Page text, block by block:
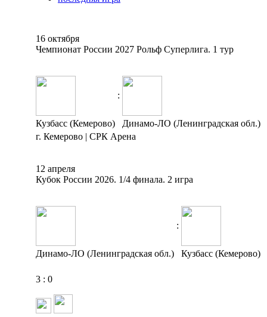
16 октября
Чемпионат России 2027 Рольф Суперлига. 1 тур
:
Кузбасс (Кемерово)
Динамо-ЛО (Ленинградская обл.)
г. Кемерово | СРК Арена
12 апреля
Кубок России 2026. 1/4 финала. 2 игра
:
Динамо-ЛО (Ленинградская обл.) Кузбасс (Кемерово)
3 : 0